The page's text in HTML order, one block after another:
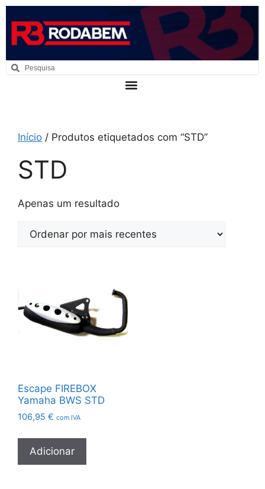
Início / Produtos etiquetados com “STD”
STD
Apenas um resultado
Escape FIREBOX
Yamaha BWS STD
106,95 € com IVA
Adicionar